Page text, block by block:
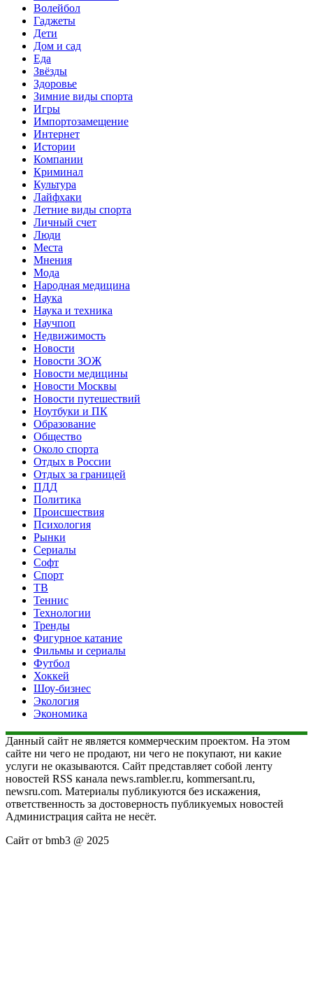
Волейбол
Гаджеты
Дети
Дом и сад
Еда
Звёзды
Здоровье
Зимние виды спорта
Игры
Импортозамещение
Интернет
Истории
Компании
Криминал
Культура
Лайфхаки
Летние виды спорта
Личный счет
Люди
Места
Мнения
Мода
Народная медицина
Наука
Наука и техника
Научпоп
Недвижимость
Новости
Новости ЗОЖ
Новости медицины
Новости Москвы
Новости путешествий
Ноутбуки и ПК
Образование
Общество
Около спорта
Отдых в России
Отдых за границей
ПДД
Политика
Происшествия
Психология
Рынки
Сериалы
Софт
Спорт
ТВ
Теннис
Технологии
Тренды
Фигурное катание
Фильмы и сериалы
Футбол
Хоккей
Шоу-бизнес
Экология
Экономика
Данный сайт не является коммерческим проектом. На этом
сайте ни чего не продают, ни чего не покупают, ни какие
услуги не оказываются. Сайт представляет собой ленту
новостей RSS канала news.rambler.ru, kommersant.ru,
newsru.com. Материалы публикуются без искажения,
ответственность за достоверность публикуемых новостей
Администрация сайта не несёт.
Сайт от bmb3 @ 2025